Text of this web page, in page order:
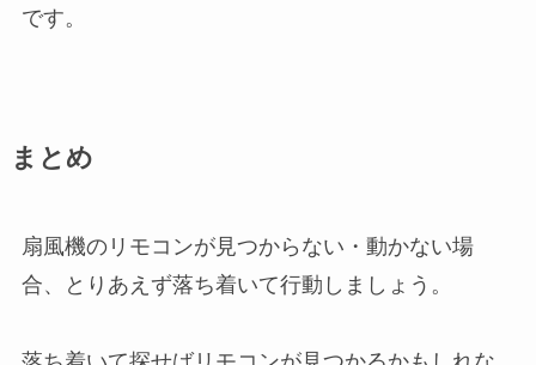
です。
まとめ
扇風機のリモコンが見つからない・動かない場
合、とりあえず落ち着いて行動しましょう。